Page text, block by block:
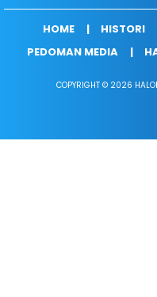
HOME HISTORI
PEDOMAN MEDIA
COPYRIGHT © 2026